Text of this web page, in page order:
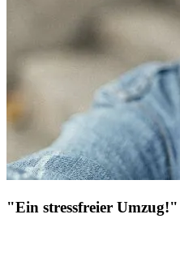
"Ein stressfreier Umzug!"